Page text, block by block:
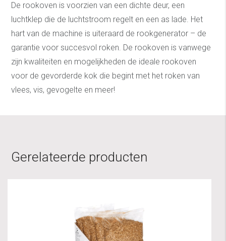
De rookoven is voorzien van een dichte deur, een
luchtklep die de luchtstroom regelt en een as lade. Het
hart van de machine is uiteraard de rookgenerator – de
garantie voor succesvol roken. De rookoven is vanwege
zijn kwaliteiten en mogelijkheden de ideale rookoven
voor de gevorderde kok die begint met het roken van
vlees, vis, gevogelte en meer!
Gerelateerde producten